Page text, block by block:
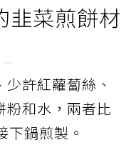
韭菜煎餅材
許紅蘿蔔絲、
粉和水，兩者比
鍋煎製。